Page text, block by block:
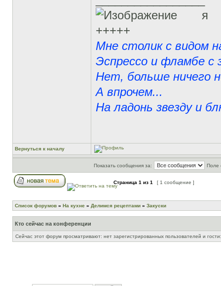
я
+++++
Мне столик с видом
Эспрессо и фламбе с
Нет, больше ничего
А впрочем...
На ладонь звезду и
Вернуться к началу
Показать сообщения за: Поле
Страница 1 из 1 [ 1 сообщение ]
Список форумов » На кухне » Делимся рецептами » Закуски
Кто сейчас на конференции
Сейчас этот форум просматривают: нет зарегистрированных пользователей и